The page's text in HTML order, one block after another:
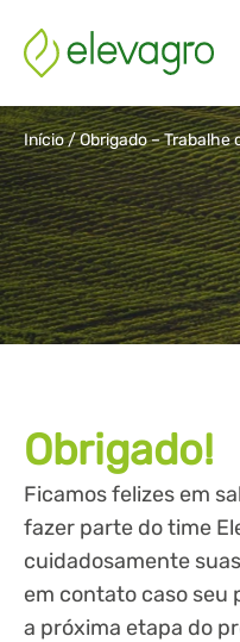
Início/Obrigado – Trabalhe
Obrigado!
Ficamos felizes em
fazer parte do time
cuidadosamente
em contato caso seu
a próxima etapa do